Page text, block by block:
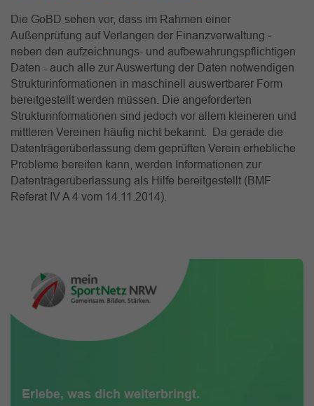
Die GoBD sehen vor, dass im Rahmen einer
Außenprüfung auf Verlangen der Finanzverwaltung -
neben den aufzeichnungs- und aufbewahrungspflichtigen
Daten - auch alle zur Auswertung der Daten notwendigen
Strukturinformationen in maschinell auswertbarer Form
bereitgestellt werden müssen. Die angeforderten
Strukturinformationen sind jedoch vor allem kleineren und
mittleren Vereinen häufig nicht bekannt. Da gerade die
Datenträgerüberlassung dem geprüften Verein erhebliche
Probleme bereiten kann, werden Informationen zur
Datenträgerüberlassung als Hilfe bereitgestellt (BMF
Referat IV A 4 vom 14.11.2014).
Erlebe, was dich weiterbringt.